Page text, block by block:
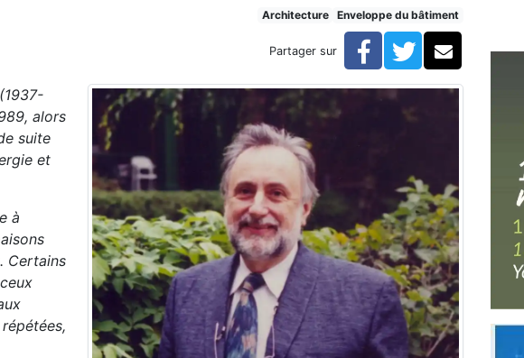
santé Architecture Enveloppe du bâtiment
Partager sur Facebook
TwitterCourriel
alors
suite
et
à
Certains